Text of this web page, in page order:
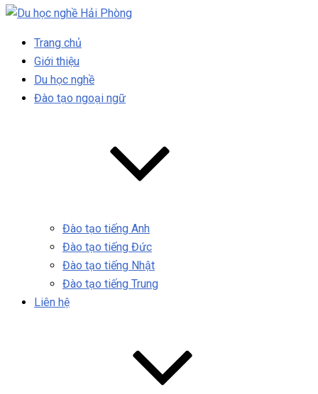
Trang chủ
Giới thiệu
Du học nghề
Đào tạo ngoại ngữ
Đào tạo tiếng Anh
Đào tạo tiếng Đức
Đào tạo tiếng Nhật
Đào tạo tiếng Trung
Liên hệ